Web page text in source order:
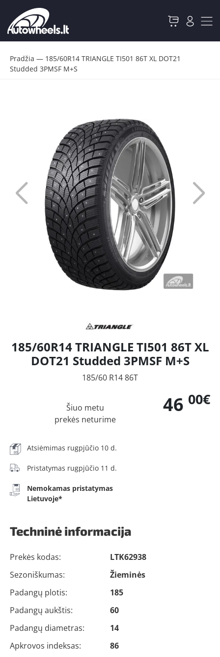
Pradžia — 185/60R14 TRIANGLE TI501 86T XL DOT21
Studded 3PMSF M+S
185/60R14 TRIANGLE TI501 86T XL
DOT21 Studded 3PMSF M+S
185/60 R14 86T
46 00€
Šiuo metu
prekės neturime
Atsiėmimas rugpjūčio 10 d.
Pristatymas rugpjūčio 11 d.
Nemokamas pristatymas
Lietuvoje*
Techninė informacija
Prekės kodas:
LTK62938
Sezoniškumas:
Žieminės
Padangų plotis:
185
Padangų aukštis:
60
Padangų diametras:
14
Apkrovos indeksas:
86